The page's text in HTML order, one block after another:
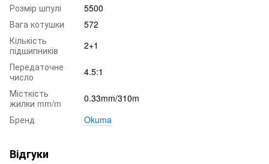
Розмір шпулі
5500
Вага котушки
572
Кількість
підшипників
2+1
Передаточне
число
4.5:1
Місткість
жилки mm/m
0.33mm/310m
Бренд
Okuma
Відгуки